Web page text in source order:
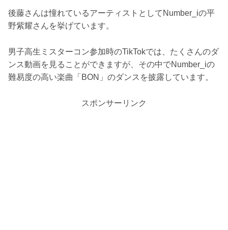
後藤さんは憧れているアーティストとしてNumber_iの平
野紫耀さんを挙げています。
男子高生ミスターコン参加時のTikTokでは、たくさんのダ
ンス動画を見ることができますが、その中でNumber_iの
難易度の高い楽曲「BON」のダンスを披露しています。
スポンサーリンク